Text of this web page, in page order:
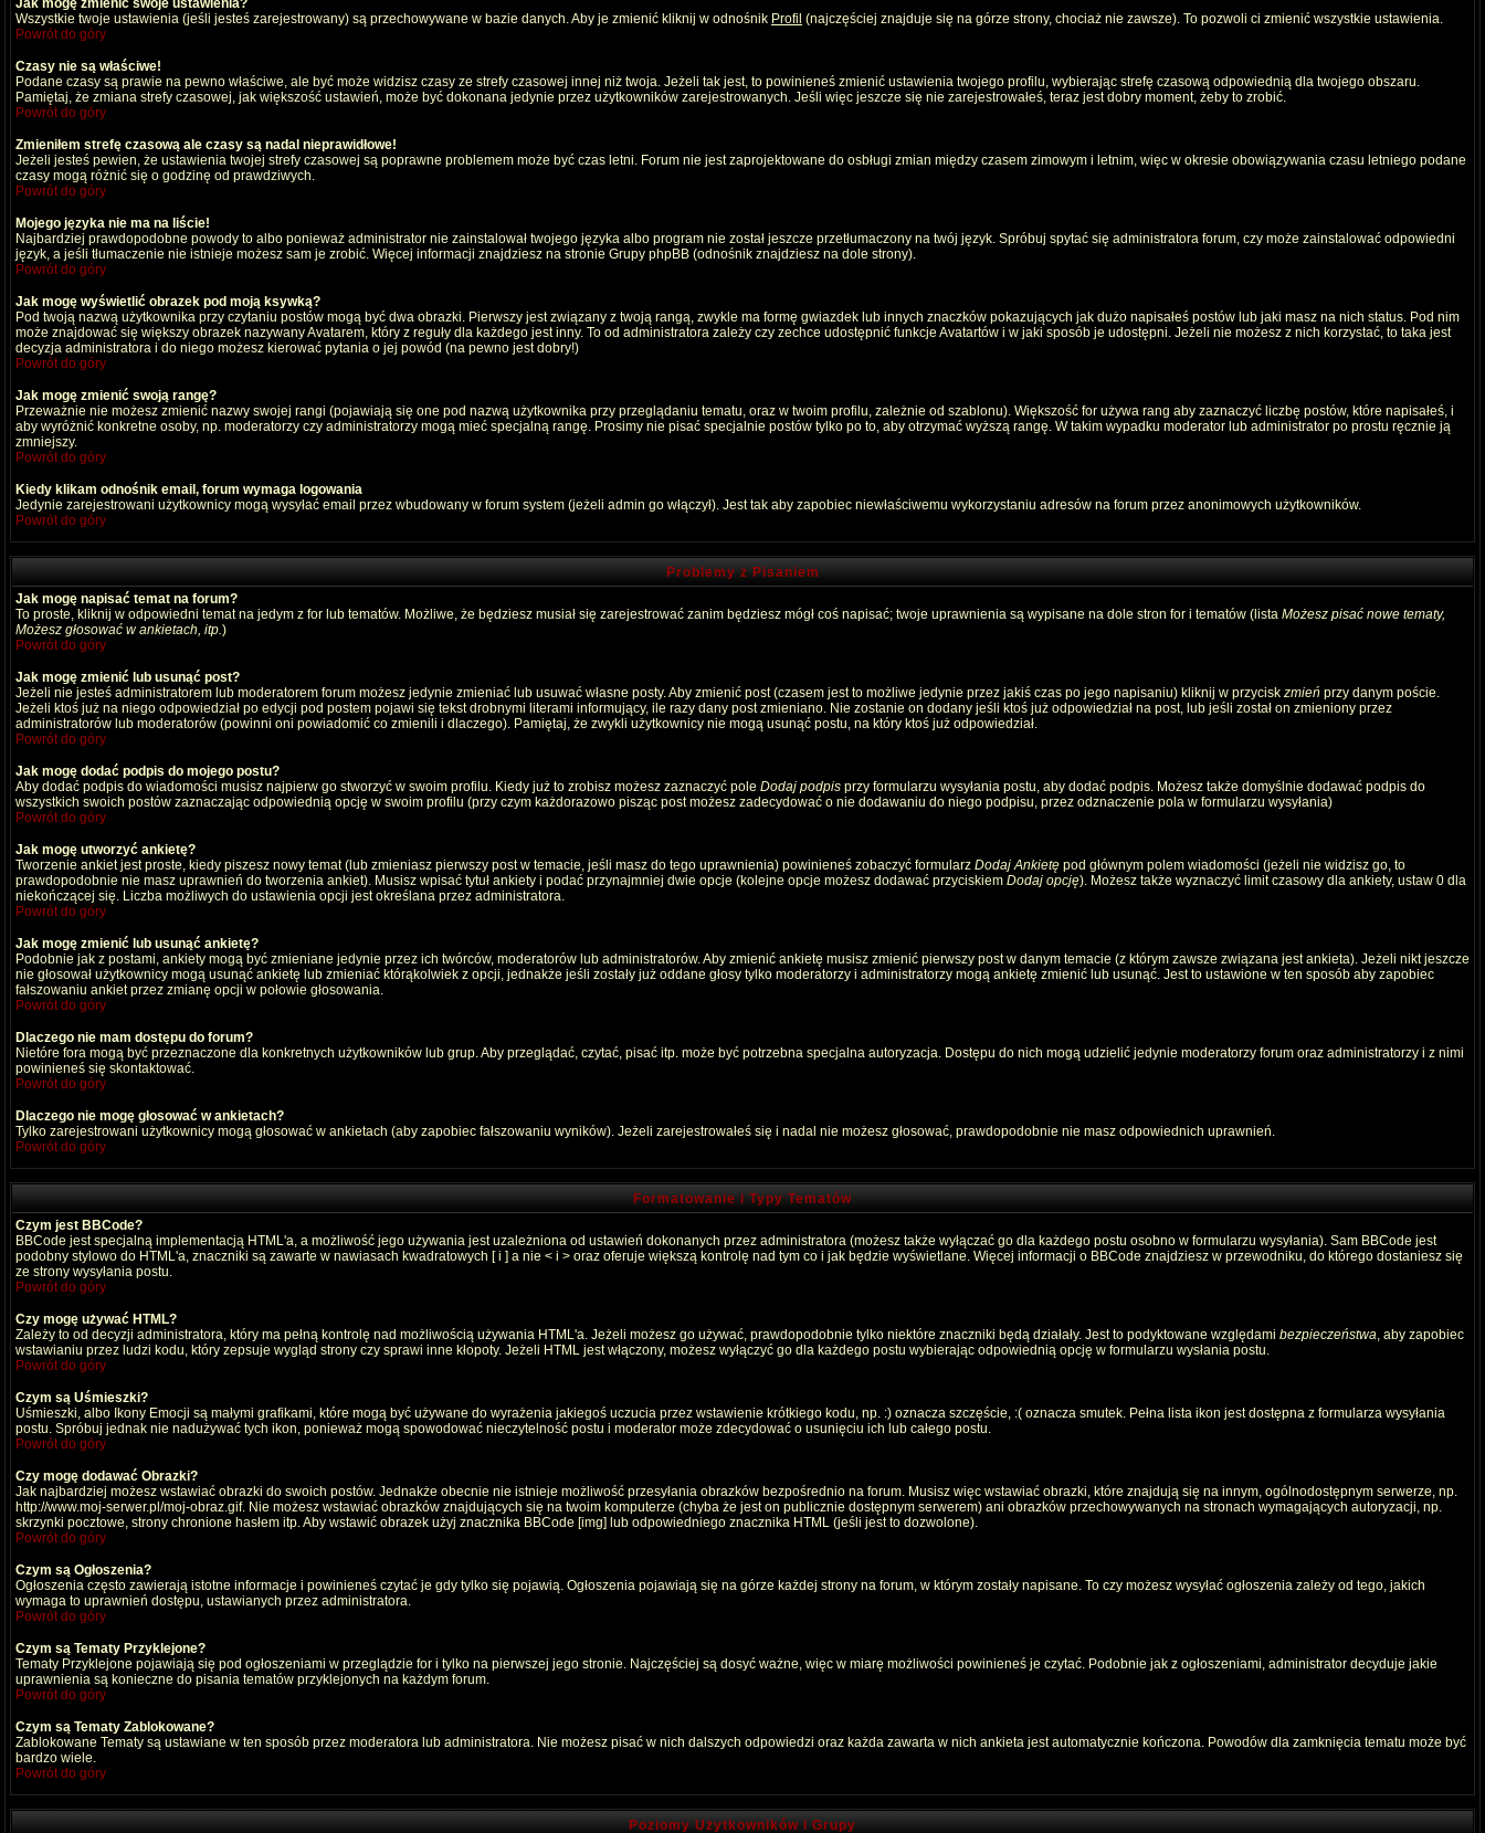
Jak mogę zmienić swoje ustawienia?
Wszystkie twoje ustawienia (jeśli jesteś zarejestrowany) są przechowywane w bazie danych. Aby je zmienić kliknij w odnośnik Profil (najczęściej znajduje się na górze strony, chociaż nie zawsze). To pozwoli ci zmienić wszystkie ustawienia.
Powrót do góry
Czasy nie są właściwe!
Podane czasy są prawie na pewno właściwe, ale być może widzisz czasy ze strefy czasowej innej niż twoja. Jeżeli tak jest, to powinieneś zmienić ustawienia twojego profilu, wybierając strefę czasową odpowiednią dla twojego obszaru.
Pamiętaj, że zmiana strefy czasowej, jak większość ustawień, może być dokonana jedynie przez użytkowników zarejestrowanych. Jeśli więc jeszcze się nie zarejestrowałeś, teraz jest dobry moment, żeby to zrobić.
Powrót do góry
Zmieniłem strefę czasową ale czasy są nadal nieprawidłowe!
Jeżeli jesteś pewien, że ustawienia twojej strefy czasowej są poprawne problemem może być czas letni. Forum nie jest zaprojektowane do osbługi zmian między czasem zimowym i letnim, więc w okresie obowiązywania czasu letniego podane
czasy mogą różnić się o godzinę od prawdziwych.
Powrót do góry
Mojego języka nie ma na liście!
Najbardziej prawdopodobne powody to albo ponieważ administrator nie zainstalował twojego języka albo program nie został jeszcze przetłumaczony na twój język. Spróbuj spytać się administratora forum, czy może zainstalować odpowiedni
język, a jeśli tłumaczenie nie istnieje możesz sam je zrobić. Więcej informacji znajdziesz na stronie Grupy phpBB (odnośnik znajdziesz na dole strony).
Powrót do góry
Jak mogę wyświetlić obrazek pod moją ksywką?
Pod twoją nazwą użytkownika przy czytaniu postów mogą być dwa obrazki. Pierwszy jest związany z twoją rangą, zwykle ma formę gwiazdek lub innych znaczków pokazujących jak dużo napisałeś postów lub jaki masz na nich status. Pod nim
może znajdować się większy obrazek nazywany Avatarem, który z reguły dla każdego jest inny. To od administratora zależy czy zechce udostępnić funkcje Avatartów i w jaki sposób je udostępni. Jeżeli nie możesz z nich korzystać, to taka jest
decyzja administratora i do niego możesz kierować pytania o jej powód (na pewno jest dobry!)
Powrót do góry
Jak mogę zmienić swoją rangę?
Przeważnie nie możesz zmienić nazwy swojej rangi (pojawiają się one pod nazwą użytkownika przy przeglądaniu tematu, oraz w twoim profilu, zależnie od szablonu). Większość for używa rang aby zaznaczyć liczbę postów, które napisałeś, i
aby wyróżnić konkretne osoby, np. moderatorzy czy administratorzy mogą mieć specjalną rangę. Prosimy nie pisać specjalnie postów tylko po to, aby otrzymać wyższą rangę. W takim wypadku moderator lub administrator po prostu ręcznie ją
zmniejszy.
Powrót do góry
Kiedy klikam odnośnik email, forum wymaga logowania
Jedynie zarejestrowani użytkownicy mogą wysyłać email przez wbudowany w forum system (jeżeli admin go włączył). Jest tak aby zapobiec niewłaściwemu wykorzystaniu adresów na forum przez anonimowych użytkowników.
Powrót do góry
Problemy z Pisaniem
Jak mogę napisać temat na forum?
To proste, kliknij w odpowiedni temat na jedym z for lub tematów. Możliwe, że będziesz musiał się zarejestrować zanim będziesz mógł coś napisać; twoje uprawnienia są wypisane na dole stron for i tematów (lista Możesz pisać nowe tematy,
Możesz głosować w ankietach, itp.)
Powrót do góry
Jak mogę zmienić lub usunąć post?
Jeżeli nie jesteś administratorem lub moderatorem forum możesz jedynie zmieniać lub usuwać własne posty. Aby zmienić post (czasem jest to możliwe jedynie przez jakiś czas po jego napisaniu) kliknij w przycisk zmień przy danym poście.
Jeżeli ktoś już na niego odpowiedział po edycji pod postem pojawi się tekst drobnymi literami informujący, ile razy dany post zmieniano. Nie zostanie on dodany jeśli ktoś już odpowiedział na post, lub jeśli został on zmieniony przez
administratorów lub moderatorów (powinni oni powiadomić co zmienili i dlaczego). Pamiętaj, że zwykli użytkownicy nie mogą usunąć postu, na który ktoś już odpowiedział.
Powrót do góry
Jak mogę dodać podpis do mojego postu?
Aby dodać podpis do wiadomości musisz najpierw go stworzyć w swoim profilu. Kiedy już to zrobisz możesz zaznaczyć pole Dodaj podpis przy formularzu wysyłania postu, aby dodać podpis. Możesz także domyślnie dodawać podpis do
wszystkich swoich postów zaznaczając odpowiednią opcję w swoim profilu (przy czym każdorazowo pisząc post możesz zadecydować o nie dodawaniu do niego podpisu, przez odznaczenie pola w formularzu wysyłania)
Powrót do góry
Jak mogę utworzyć ankietę?
Tworzenie ankiet jest proste, kiedy piszesz nowy temat (lub zmieniasz pierwszy post w temacie, jeśli masz do tego uprawnienia) powinieneś zobaczyć formularz Dodaj Ankietę pod głównym polem wiadomości (jeżeli nie widzisz go, to
prawdopodobnie nie masz uprawnień do tworzenia ankiet). Musisz wpisać tytuł ankiety i podać przynajmniej dwie opcje (kolejne opcje możesz dodawać przyciskiem Dodaj opcję). Możesz także wyznaczyć limit czasowy dla ankiety, ustaw 0 dla
niekończącej się. Liczba możliwych do ustawienia opcji jest określana przez administratora.
Powrót do góry
Jak mogę zmienić lub usunąć ankietę?
Podobnie jak z postami, ankiety mogą być zmieniane jedynie przez ich twórców, moderatorów lub administratorów. Aby zmienić ankietę musisz zmienić pierwszy post w danym temacie (z którym zawsze związana jest ankieta). Jeżeli nikt jeszcze
nie głosował użytkownicy mogą usunąć ankietę lub zmieniać którąkolwiek z opcji, jednakże jeśli zostały już oddane głosy tylko moderatorzy i administratorzy mogą ankietę zmienić lub usunąć. Jest to ustawione w ten sposób aby zapobiec
fałszowaniu ankiet przez zmianę opcji w połowie głosowania.
Powrót do góry
Dlaczego nie mam dostępu do forum?
Nietóre fora mogą być przeznaczone dla konkretnych użytkowników lub grup. Aby przeglądać, czytać, pisać itp. może być potrzebna specjalna autoryzacja. Dostępu do nich mogą udzielić jedynie moderatorzy forum oraz administratorzy i z nimi
powinieneś się skontaktować.
Powrót do góry
Dlaczego nie mogę głosować w ankietach?
Tylko zarejestrowani użytkownicy mogą głosować w ankietach (aby zapobiec fałszowaniu wyników). Jeżeli zarejestrowałeś się i nadal nie możesz głosować, prawdopodobnie nie masz odpowiednich uprawnień.
Powrót do góry
Formatowanie i Typy Tematów
Czym jest BBCode?
BBCode jest specjalną implementacją HTML'a, a możliwość jego używania jest uzależniona od ustawień dokonanych przez administratora (możesz także wyłączać go dla każdego postu osobno w formularzu wysyłania). Sam BBCode jest
podobny stylowo do HTML'a, znaczniki są zawarte w nawiasach kwadratowych [ i ] a nie < i > oraz oferuje większą kontrolę nad tym co i jak będzie wyświetlane. Więcej informacji o BBCode znajdziesz w przewodniku, do którego dostaniesz się
ze strony wysyłania postu.
Powrót do góry
Czy mogę używać HTML?
Zależy to od decyzji administratora, który ma pełną kontrolę nad możliwością używania HTML'a. Jeżeli możesz go używać, prawdopodobnie tylko niektóre znaczniki będą działały. Jest to podyktowane względami bezpieczeństwa, aby zapobiec
wstawianiu przez ludzi kodu, który zepsuje wygląd strony czy sprawi inne kłopoty. Jeżeli HTML jest włączony, możesz wyłączyć go dla każdego postu wybierając odpowiednią opcję w formularzu wysłania postu.
Powrót do góry
Czym są Uśmieszki?
Uśmieszki, albo Ikony Emocji są małymi grafikami, które mogą być używane do wyrażenia jakiegoś uczucia przez wstawienie krótkiego kodu, np. :) oznacza szczęście, :( oznacza smutek. Pełna lista ikon jest dostępna z formularza wysyłania
postu. Spróbuj jednak nie nadużywać tych ikon, ponieważ mogą spowodować nieczytelność postu i moderator może zdecydować o usunięciu ich lub całego postu.
Powrót do góry
Czy mogę dodawać Obrazki?
Jak najbardziej możesz wstawiać obrazki do swoich postów. Jednakże obecnie nie istnieje możliwość przesyłania obrazków bezpośrednio na forum. Musisz więc wstawiać obrazki, które znajdują się na innym, ogólnodostępnym serwerze, np.
http://www.moj-serwer.pl/moj-obraz.gif. Nie możesz wstawiać obrazków znajdujących się na twoim komputerze (chyba że jest on publicznie dostępnym serwerem) ani obrazków przechowywanych na stronach wymagających autoryzacji, np.
skrzynki pocztowe, strony chronione hasłem itp. Aby wstawić obrazek użyj znacznika BBCode [img] lub odpowiedniego znacznika HTML (jeśli jest to dozwolone).
Powrót do góry
Czym są Ogłoszenia?
Ogłoszenia często zawierają istotne informacje i powinieneś czytać je gdy tylko się pojawią. Ogłoszenia pojawiają się na górze każdej strony na forum, w którym zostały napisane. To czy możesz wysyłać ogłoszenia zależy od tego, jakich
wymaga to uprawnień dostępu, ustawianych przez administratora.
Powrót do góry
Czym są Tematy Przyklejone?
Tematy Przyklejone pojawiają się pod ogłoszeniami w przeglądzie for i tylko na pierwszej jego stronie. Najczęściej są dosyć ważne, więc w miarę możliwości powinieneś je czytać. Podobnie jak z ogłoszeniami, administrator decyduje jakie
uprawnienia są konieczne do pisania tematów przyklejonych na każdym forum.
Powrót do góry
Czym są Tematy Zablokowane?
Zablokowane Tematy są ustawiane w ten sposób przez moderatora lub administratora. Nie możesz pisać w nich dalszych odpowiedzi oraz każda zawarta w nich ankieta jest automatycznie kończona. Powodów dla zamknięcia tematu może być
bardzo wiele.
Powrót do góry
Poziomy Użytkowników i Grupy